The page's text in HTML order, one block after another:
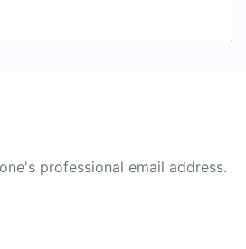
professional email address.